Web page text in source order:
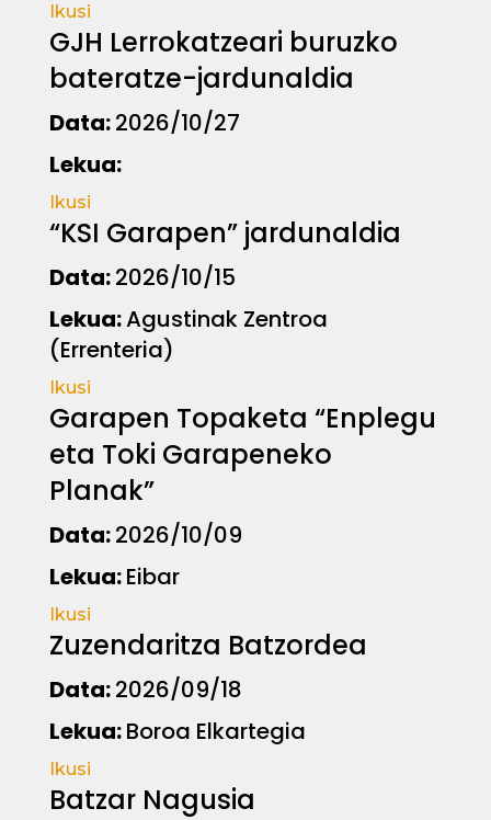
Ikusi
GJH Lerrokatzeari buruzko
bateratze-jardunaldia
Data:2026/10/27
Lekua:
Ikusi
“KSI Garapen” jardunaldia
Data:2026/10/15
Lekua:Agustinak Zentroa
(Errenteria)
Ikusi
Garapen Topaketa “Enplegu
eta Toki Garapeneko
Planak”
Data:2026/10/09
Lekua:Eibar
Ikusi
Zuzendaritza Batzordea
Data:2026/09/18
Lekua:Boroa Elkartegia
Ikusi
Batzar Nagusia